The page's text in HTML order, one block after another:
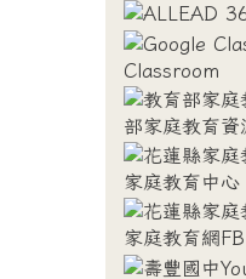
Classroom
部家庭教育資
家庭教育中心
家庭教育網FB